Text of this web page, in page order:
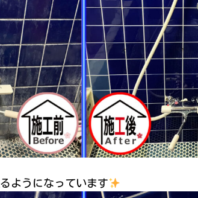
ようになっています